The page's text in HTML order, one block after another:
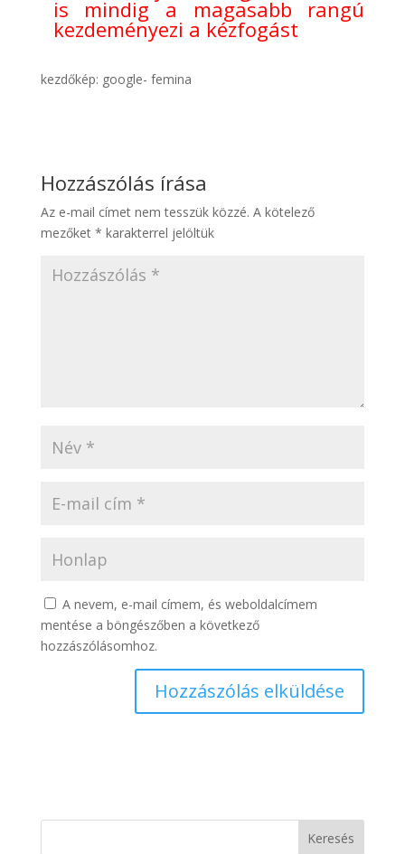
is mindig a magasabb rangú
kezdeményezi a kézfogást
kezdőkép: google- femina
Hozzászólás írása
Az e-mail címet nem tesszük közzé. A kötelező
mezőket * karakterrel jelöltük
A nevem, e-mail címem, és weboldalcímem
mentése a böngészőben a következő
hozzászólásomhoz.
Keresés